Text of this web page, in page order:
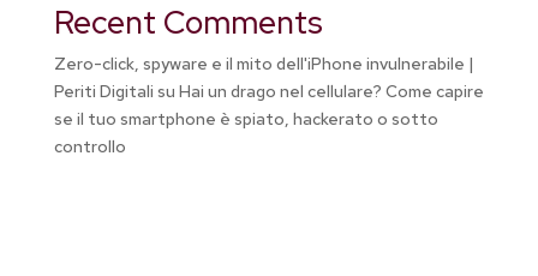
Recent Comments
Zero-click, spyware e il mito dell'iPhone invulnerabile |
Periti Digitali su Hai un drago nel cellulare? Come capire
se il tuo smartphone è spiato, hackerato o sotto
controllo